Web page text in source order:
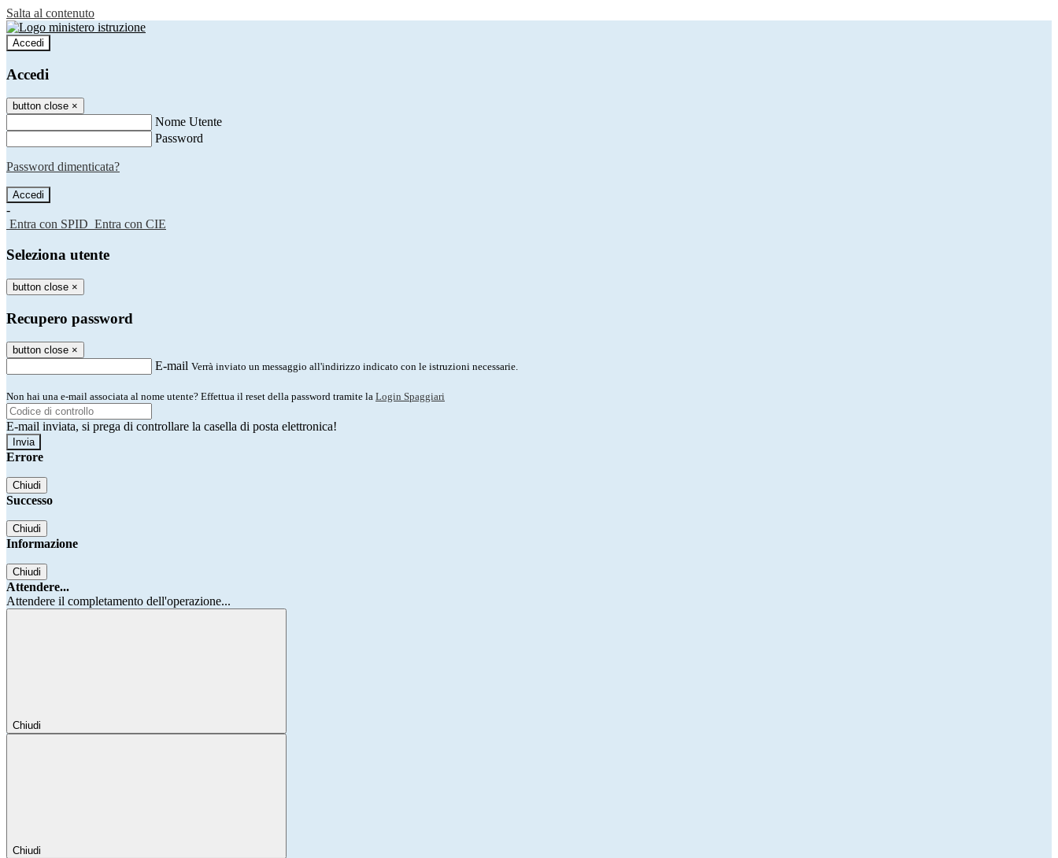
Salta al contenuto
Accedi
Accedi
button close ×
Nome Utente
Password
Password dimenticata?
-
Entra con SPID Entra con CIE
Seleziona utente
button close ×
Recupero password
button close ×
E-mail Verrà inviato un messaggio all'indirizzo indicato con le istruzioni necessarie.
Non hai una e-mail associata al nome utente? Effettua il reset della password tramite la Login Spaggiari
E-mail inviata, si prega di controllare la casella di posta elettronica!
Errore
Chiudi
Successo
Chiudi
Informazione
Chiudi
Attendere...
Attendere il completamento dell'operazione...
Chiudi
Chiudi